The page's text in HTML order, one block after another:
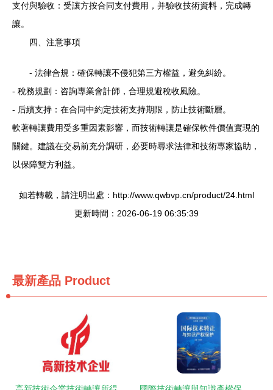
支付與驗收：受讓方按合同支付費用，并驗收技術資料，完成轉
讓。
四、注意事項
- 法律合規：確保轉讓不侵犯第三方權益，避免糾紛。
- 稅務規劃：咨詢專業會計師，合理規避稅收風險。
- 后續支持：在合同中約定技術支持期限，防止技術斷層。
軟著轉讓費用受多重因素影響，而技術轉讓是確保軟件價值實現的
關鍵。建議在交易前充分調研，必要時尋求法律和技術專家協助，
以保障雙方利益。
如若轉載，請注明出處：http://www.qwbvp.cn/product/24.html
更新時間：2026-06-19 06:35:39
最新產品 Product